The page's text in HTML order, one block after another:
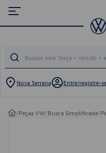
Nova Serrana Entre/registre-
/Peças VW/Busca Simplificada/